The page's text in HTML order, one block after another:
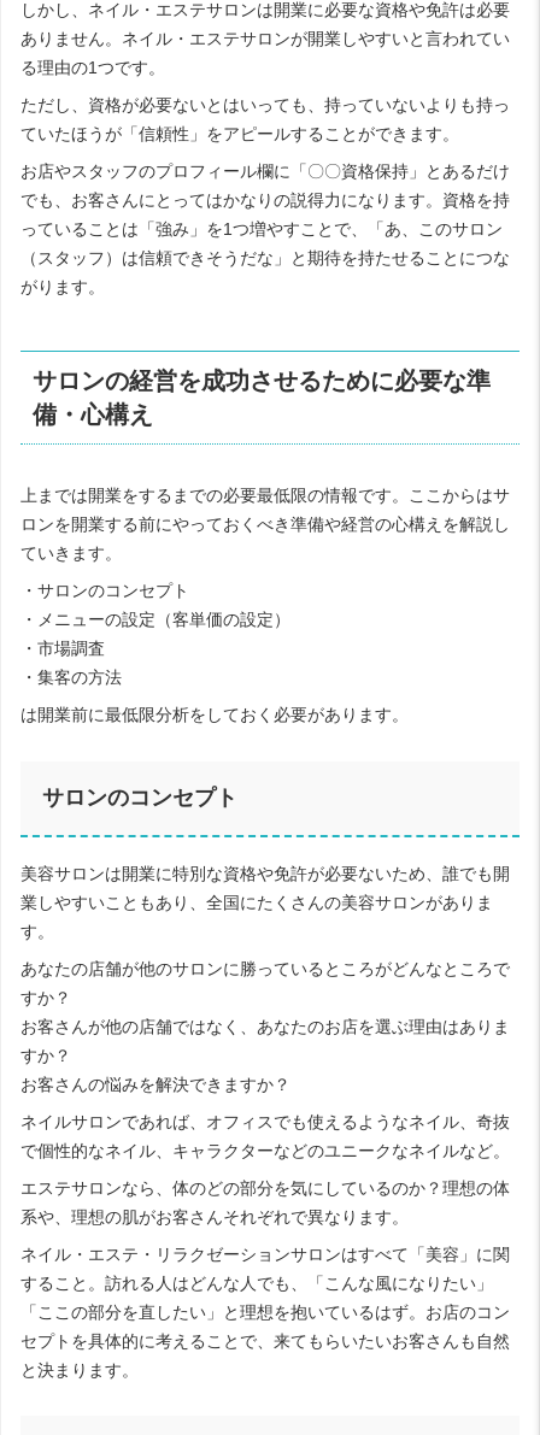
しかし、ネイル・エステサロンは開業に必要な資格や免許は必要
ありません。ネイル・エステサロンが開業しやすいと言われてい
る理由の1つです。
ただし、資格が必要ないとはいっても、持っていないよりも持っ
ていたほうが「信頼性」をアピールすることができます。
お店やスタッフのプロフィール欄に「〇〇資格保持」とあるだけ
でも、お客さんにとってはかなりの説得力になります。資格を持
っていることは「強み」を1つ増やすことで、「あ、このサロン
（スタッフ）は信頼できそうだな」と期待を持たせることにつな
がります。
サロンの経営を成功させるために必要な準
備・心構え
上までは開業をするまでの必要最低限の情報です。ここからはサ
ロンを開業する前にやっておくべき準備や経営の心構えを解説し
ていきます。
・サロンのコンセプト
・メニューの設定（客単価の設定）
・市場調査
・集客の方法
は開業前に最低限分析をしておく必要があります。
サロンのコンセプト
美容サロンは開業に特別な資格や免許が必要ないため、誰でも開
業しやすいこともあり、全国にたくさんの美容サロンがありま
す。
あなたの店舗が他のサロンに勝っているところがどんなところで
すか？
お客さんが他の店舗ではなく、あなたのお店を選ぶ理由はありま
すか？
お客さんの悩みを解決できますか？
ネイルサロンであれば、オフィスでも使えるようなネイル、奇抜
で個性的なネイル、キャラクターなどのユニークなネイルなど。
エステサロンなら、体のどの部分を気にしているのか？理想の体
系や、理想の肌がお客さんそれぞれで異なります。
ネイル・エステ・リラクゼーションサロンはすべて「美容」に関
すること。訪れる人はどんな人でも、「こんな風になりたい」
「ここの部分を直したい」と理想を抱いているはず。お店のコン
セプトを具体的に考えることで、来てもらいたいお客さんも自然
と決まります。